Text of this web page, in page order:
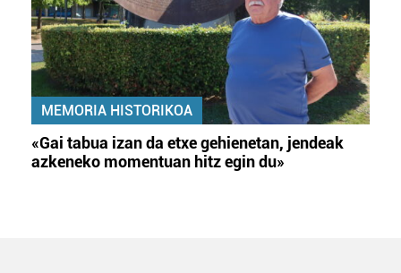
MEMORIA HISTORIKOA
«Gai tabua izan da etxe gehienetan, jendeak
azkeneko momentuan hitz egin du»